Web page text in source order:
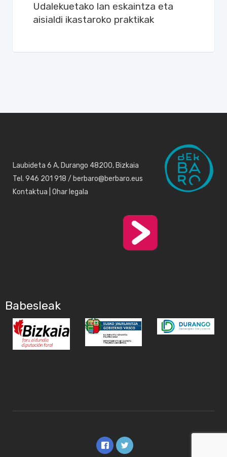
Udalekuetako lan eskaintza eta
aisialdi ikastaroko praktikak
Laubideta 6 A, Durango 48200, Bizkaia
Tel. 946 201 918 / berbaro@berbaro.eus
Kontaktua Ohar legala
Babesleak